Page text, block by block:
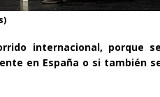
internacional, porque
en España o si también